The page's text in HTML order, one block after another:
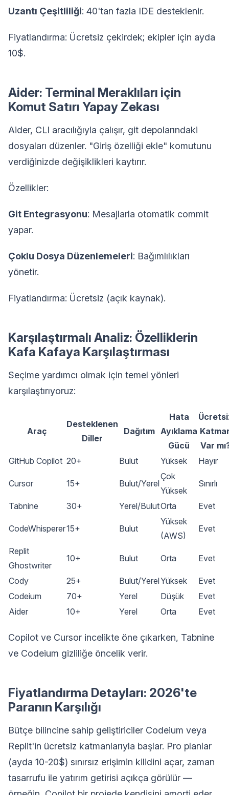
Uzantı Çeşitliliği: 40'tan fazla IDE desteklenir.
Fiyatlandırma: Ücretsiz çekirdek; ekipler için ayda
10$.
Aider: Terminal Meraklıları için
Komut Satırı Yapay Zekası
Aider, CLI aracılığıyla çalışır, git depolarındaki
dosyaları düzenler. "Giriş özelliği ekle" komutunu
verdiğinizde değişiklikleri kaytırır.
Özellikler:
Git Entegrasyonu: Mesajlarla otomatik commit
yapar.
Çoklu Dosya Düzenlemeleri: Bağımlılıkları
yönetir.
Fiyatlandırma: Ücretsiz (açık kaynak).
Karşılaştırmalı Analiz: Özelliklerin
Kafa Kafaya Karşılaştırması
Seçime yardımcı olmak için temel yönleri
karşılaştırıyoruz:
Araç
Desteklenen
Diller
Dağıtım
Hata
Ayıklama
Gücü
Var
GitHub Copilot 20+ Bulut Yüksek Hayır
Cursor 15+ Bulut/Yerel
Çok
Yüksek
Sınırlı
Tabnine 30+ Yerel/BulutOrta Evet
CodeWhisperer15+ Bulut
Yüksek
(AWS)
Evet
Replit
Ghostwriter
10+ Bulut Orta Evet
Cody 25+ Bulut/YerelYüksek
Evet
Codeium
70+ Yerel Düşük
Evet
Aider
10+ Yerel Orta Evet
Copilot ve Cursor incelikte öne çıkarken, Tabnine
ve Codeium gizliliğe öncelik verir.
Fiyatlandırma Detayları: 2026'te
Paranın Karşılığı
Bütçe bilincine sahip geliştiriciler Codeium veya
Replit'in ücretsiz katmanlarıyla başlar. Pro planlar
(ayda 10-20$) sınırsız erişimin kilidini açar, zaman
tasarrufu ile yatırım getirisi açıkça görülür —